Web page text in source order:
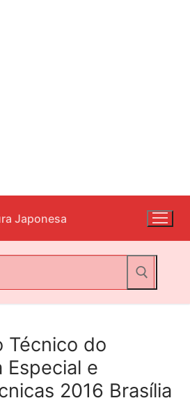
Japonesa
Técnico do
Especial e
2016 Brasília